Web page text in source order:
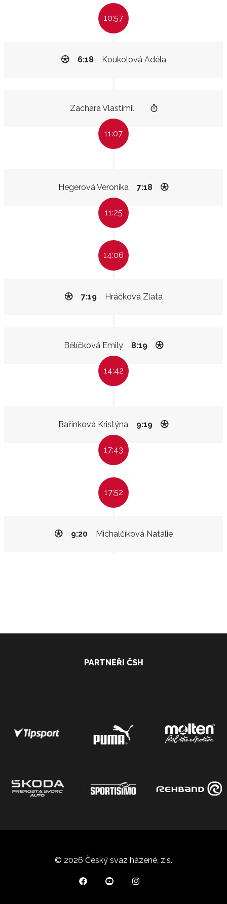
10:57
Koukolová Adéla
6:18
Zachara Vlastimil
11:07
Hegerová Veronika 7:18
11:25
14:06
Hráčková Zlata
7:19
Bělíčková Emily 8:19
14:42
Bařinková Kristýna 9:19
17:43
17:52
Michalčíková Natálie
9:20
PARTNEŘI ČSH
© 2026 Český svaz házené, z.s.